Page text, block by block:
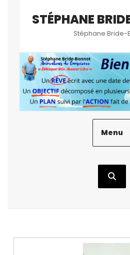
STÉPHANE
Stéphane Bride-
Menu